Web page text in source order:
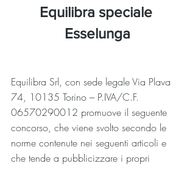
Equilibra speciale
Esselunga
Equilibra Srl, con sede legale Via Plava
74, 10135 Torino – P.IVA/C.F.
06570290012 promuove il seguente
concorso, che viene svolto secondo le
norme contenute nei seguenti articoli e
che tende a pubblicizzare i propri